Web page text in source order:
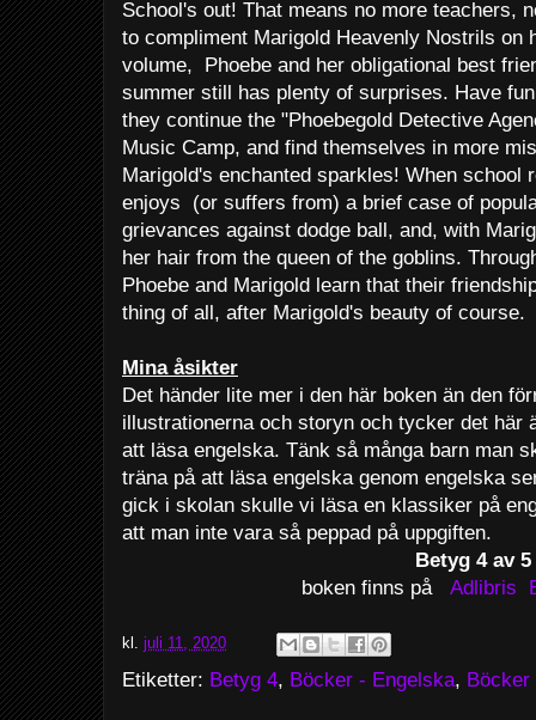
School's out! That means no more teachers,
to compliment Marigold Heavenly Nostrils on
volume, Phoebe and her obligational best
summer still has plenty of surprises. Have
they continue the "Phoebegold Detective
Music Camp, and find themselves in more
Marigold's enchanted sparkles! When school
enjoys (or suffers from) a brief case of
grievances against dodge ball, and, with
her hair from the queen of the goblins.
Phoebe and Marigold learn that their
thing of all, after Marigold's beauty of course.
Mina åsikter
Det händer lite mer i den här boken än den
illustrationerna och storyn och tycker det här
att läsa engelska. Tänk så många barn man
träna på att läsa engelska genom engelska
gick i skolan skulle vi läsa en klassiker på
att man inte vara så peppad på uppgiften.
Betyg 4 av 5
boken finns på Adlibris
kl. juli 11, 2020
Etiketter: Betyg 4, Böcker - Engelska, Böcker